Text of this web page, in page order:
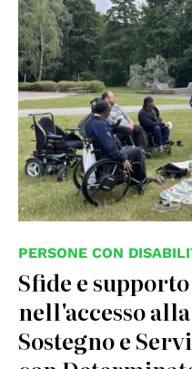
used under permission
PERSONE CON
Sfide e
nell'accesso
Sostegno e